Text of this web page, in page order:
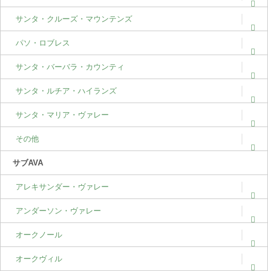
サンタ・クルーズ・マウンテンズ
パソ・ロブレス
サンタ・バーバラ・カウンティ
サンタ・ルチア・ハイランズ
サンタ・マリア・ヴァレー
その他
サブAVA
アレキサンダー・ヴァレー
アンダーソン・ヴァレー
オークノール
オークヴィル